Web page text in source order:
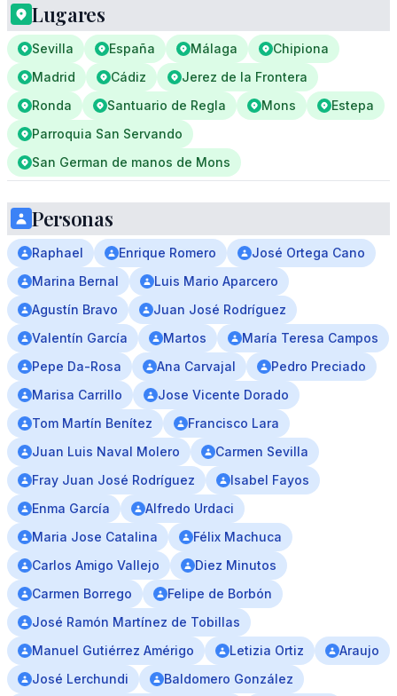
Lugares
Sevilla España Málaga
Chipiona
Madrid
Cádiz
Jerez de la Frontera
Ronda
Santuario de Regla Mons
Estepa
Parroquia San Servando
San German de manos de Mons
Personas
Raphael Enrique Romero
José Ortega Cano
Marina Bernal
Luis Mario Aparcero
Agustín Bravo
Juan José Rodríguez
Valentín García
Martos
María Teresa Campos
Pepe Da-Rosa
Ana Carvajal
Pedro Preciado
Marisa Carrillo
Jose Vicente Dorado
Tom Martín Benítez
Francisco Lara
Juan Luis Naval Molero
Carmen Sevilla
Fray Juan José Rodríguez
Isabel Fayos
Enma García
Alfredo Urdaci
Maria Jose Catalina
Félix Machuca
Carlos Amigo Vallejo
Diez Minutos
Carmen Borrego
Felipe de Borbón
José Ramón Martínez de Tobillas
Manuel Gutiérrez Amérigo
Letizia Ortiz
Araujo
José Lerchundi
Baldomero González